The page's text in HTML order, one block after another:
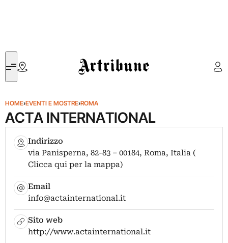
Artribune
HOME›EVENTI E MOSTRE›ROMA
ACTA INTERNATIONAL
Indirizzo
via Panisperna, 82-83 – 00184, Roma, Italia (
Clicca qui per la mappa)
Email
info@actainternational.it
Sito web
http://www.actainternational.it